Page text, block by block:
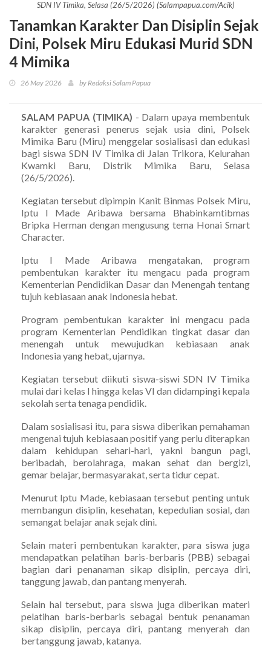
SDN IV Timika, Selasa (26/5/2026) (Salampapua.com/Acik)
Tanamkan Karakter Dan Disiplin Sejak
Dini, Polsek Miru Edukasi Murid SDN
4 Mimika
26 May 2026 by Redaksi Salam Papua
SALAM PAPUA (TIMIKA) - Dalam upaya membentuk
karakter generasi penerus sejak usia dini, Polsek
Mimika Baru (Miru) menggelar sosialisasi dan edukasi
bagi siswa SDN IV Timika di Jalan Trikora, Kelurahan
Kwamki Baru, Distrik Mimika Baru, Selasa
(26/5/2026).
Kegiatan tersebut dipimpin Kanit Binmas Polsek Miru,
Iptu I Made Aribawa bersama Bhabinkamtibmas
Bripka Herman dengan mengusung tema Honai Smart
Character.
Iptu I Made Aribawa mengatakan, program
pembentukan karakter itu mengacu pada program
Kementerian Pendidikan Dasar dan Menengah tentang
tujuh kebiasaan anak Indonesia hebat.
Program pembentukan karakter ini mengacu pada
program Kementerian Pendidikan tingkat dasar dan
menengah untuk mewujudkan kebiasaan anak
Indonesia yang hebat, ujarnya.
Kegiatan tersebut diikuti siswa-siswi SDN IV Timika
mulai dari kelas I hingga kelas VI dan didampingi kepala
sekolah serta tenaga pendidik.
Dalam sosialisasi itu, para siswa diberikan pemahaman
mengenai tujuh kebiasaan positif yang perlu diterapkan
dalam kehidupan sehari-hari, yakni bangun pagi,
beribadah, berolahraga, makan sehat dan bergizi,
gemar belajar, bermasyarakat, serta tidur cepat.
Menurut Iptu Made, kebiasaan tersebut penting untuk
membangun disiplin, kesehatan, kepedulian sosial, dan
semangat belajar anak sejak dini.
Selain materi pembentukan karakter, para siswa juga
mendapatkan pelatihan baris-berbaris (PBB) sebagai
bagian dari penanaman sikap disiplin, percaya diri,
tanggung jawab, dan pantang menyerah.
Selain hal tersebut, para siswa juga diberikan materi
pelatihan baris-berbaris sebagai bentuk penanaman
sikap disiplin, percaya diri, pantang menyerah dan
bertanggung jawab, katanya.